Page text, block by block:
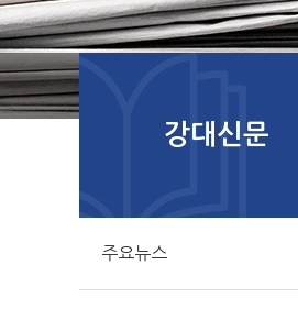
강대신문
주요뉴스